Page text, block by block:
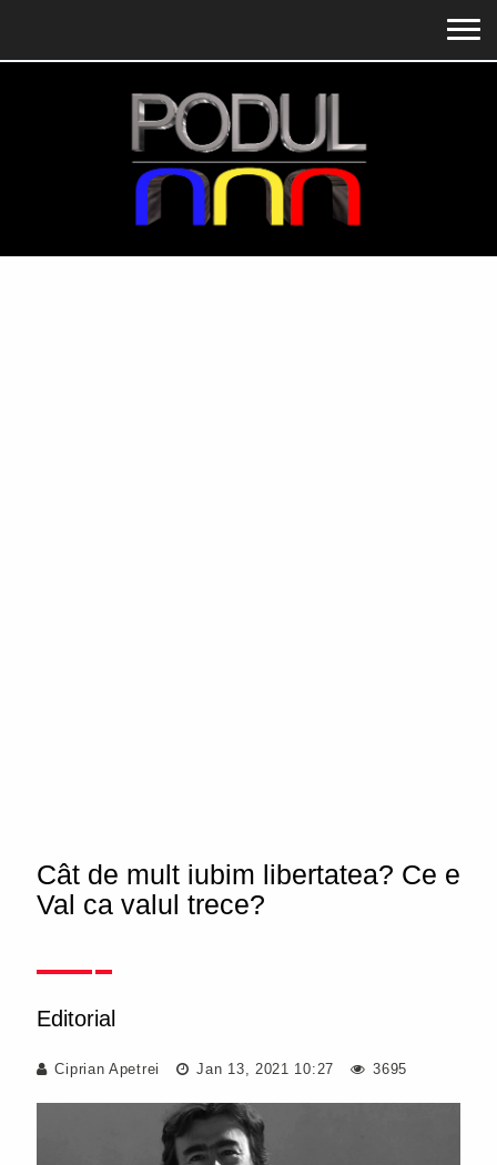
Cât de mult iubim libertatea? Ce e
Val ca valul trece?
Editorial
Ciprian Apetrei Jan 13, 2021 10:27 3695